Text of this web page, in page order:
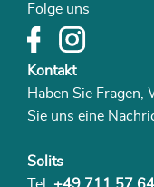
Folge uns
Kontakt
Haben Sie Fragen,
Sie uns eine
Solits